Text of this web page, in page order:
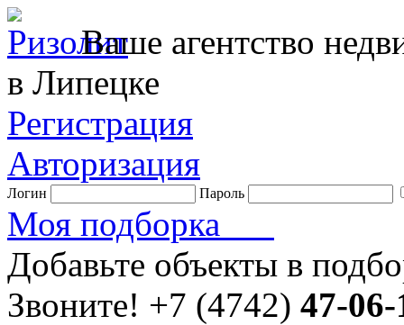
Ваше агентство
в Липецке
Регистрация
Авторизация
Логин Пароль
Моя подборка
Добавьте объекты в
Звоните! +7 (4742) 47-06-